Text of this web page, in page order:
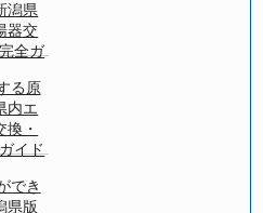
潟県
器交
全ガ
る原
内エ
換・
イド
でき
県版